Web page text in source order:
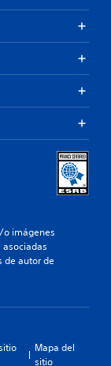
o imágenes
de autor de
Mapa del
sitio